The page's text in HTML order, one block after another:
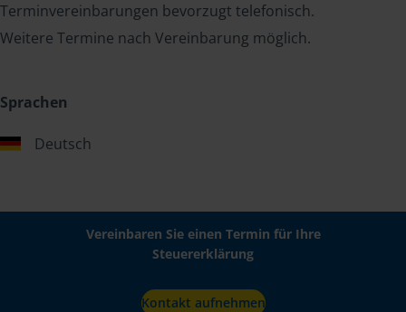
Terminvereinbarungen bevorzugt telefonisch.
Weitere Termine nach Vereinbarung möglich.
Sprachen
Deutsch
Vereinbaren Sie einen Termin für Ihre
Steuererklärung
Kontakt aufnehmen